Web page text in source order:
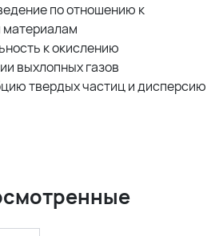
по отношению к
к окислению
выхлопных газов
твердых частиц и дисперcию